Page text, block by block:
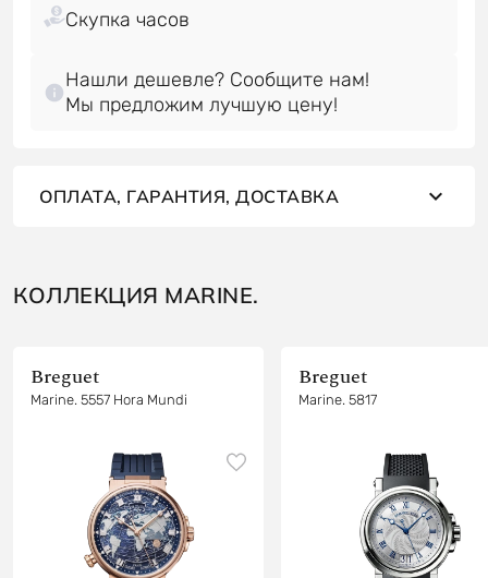
Нашли дешевле? Сообщите нам!
Мы предложим лучшую цену!
ОПЛАТА, ГАРАНТИЯ, ДОСТАВКА
КОЛЛЕКЦИЯ MARINE.
Breguet
Marine. 5557 Hora Mundi
Breguet
Marine. 5817